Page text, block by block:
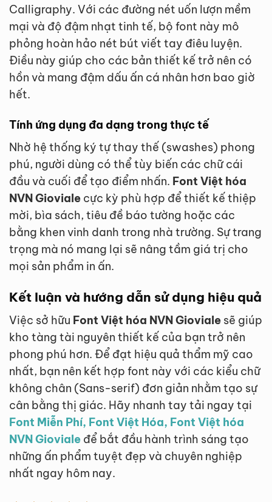
Calligraphy. Với các đường nét uốn lượn mềm
mại và độ đậm nhạt tinh tế, bộ font này mô
phỏng hoàn hảo nét bút viết tay điêu luyện.
Điều này giúp cho các bản thiết kế trở nên có
hồn và mang đậm dấu ấn cá nhân hơn bao giờ
hết.
Tính ứng dụng đa dạng trong thực tế
Nhờ hệ thống ký tự thay thế (swashes) phong
phú, người dùng có thể tùy biến các chữ cái
đầu và cuối để tạo điểm nhấn. Font Việt hóa
NVN Gioviale cực kỳ phù hợp để thiết kế thiệp
mời, bìa sách, tiêu đề báo tường hoặc các
bằng khen vinh danh trong nhà trường. Sự trang
trọng mà nó mang lại sẽ nâng tầm giá trị cho
mọi sản phẩm in ấn.
Kết luận và hướng dẫn sử dụng hiệu quả
Việc sở hữu Font Việt hóa NVN Gioviale sẽ giúp
kho tàng tài nguyên thiết kế của bạn trở nên
phong phú hơn. Để đạt hiệu quả thẩm mỹ cao
nhất, bạn nên kết hợp font này với các kiểu chữ
không chân (Sans-serif) đơn giản nhằm tạo sự
cân bằng thị giác. Hãy nhanh tay tải ngay tại
Font Miễn Phí, Font Việt Hóa, Font Việt hóa
NVN Gioviale để bắt đầu hành trình sáng tạo
những ấn phẩm tuyệt đẹp và chuyên nghiệp
nhất ngay hôm nay.